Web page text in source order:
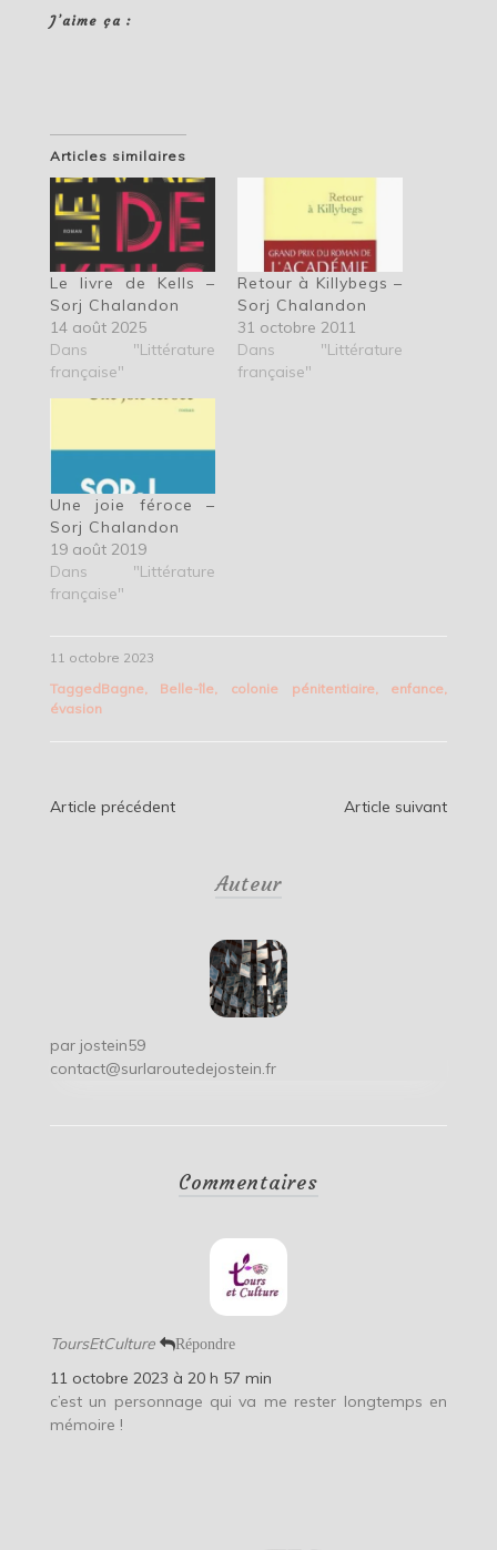
J’aime ça :
Articles similaires
Le livre de Kells –
Sorj Chalandon
14 août 2025
Dans "Littérature
française"
Retour à Killybegs –
Sorj Chalandon
31 octobre 2011
Dans "Littérature
française"
Une joie féroce –
Sorj Chalandon
19 août 2019
Dans "Littérature
française"
11 octobre 2023
TaggedBagne, Belle-île colonie pénitentiaire, enfance
évasion
Navigation
Article précédent Article suivant
Auteur
par jostein59
contact@surlaroutedejostein.fr
Commentaires
ToursEtCulture Répondre
11 octobre 2023 à 20 h 57 min
c’est un personnage qui va me rester longtemps en
mémoire !